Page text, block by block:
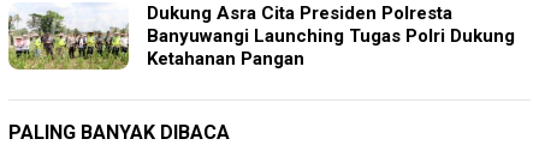
Dukung Asra Cita Presiden Polresta
Banyuwangi Launching Tugas Polri Dukung
Ketahanan Pangan
PALING BANYAK DIBACA